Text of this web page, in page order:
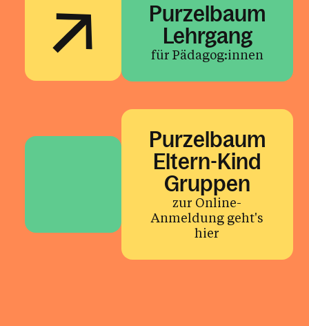
Purzelbaum
Lehrgang
für Pädagog:innen
Purzelbaum
Eltern-Kind
Gruppen
zur Online-
Anmeldung geht's
hier